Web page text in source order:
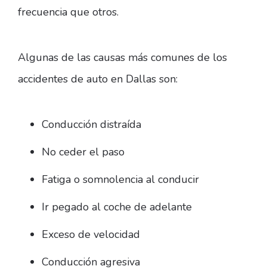
frecuencia que otros.
Algunas de las causas más comunes de los
accidentes de auto en Dallas son:
Conducción distraída
No ceder el paso
Fatiga o somnolencia al conducir
Ir pegado al coche de adelante
Exceso de velocidad
Conducción agresiva